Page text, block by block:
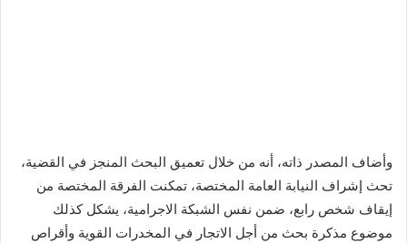
وأضاف المصدر ذاته، أنه من خلال تعميق البحث المنجز في القضية،
تحث إشراف النيابة العامة المختصة، تمكنت الفرقة المختصة من
إيقاف شخص رابع، ضمن نفس الشبكة الاجرامية، يشكل كذلك
موضوع مذكرة بحث من أجل الاتجار في المخدرات القوية وأقراص